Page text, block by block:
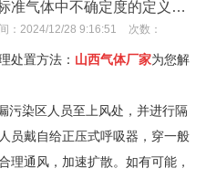
永固气体公司为您解答，交城标准气体中不确定度的定义是什么？
： 2024/12/28 9:16:51 次数：
处置方法： 山西气体厂家为您解
污染区人员至上风处，并进行隔
员戴自给正压式呼吸器，穿一般
理通风，加速扩散。如有可能，